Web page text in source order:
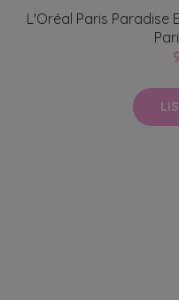
L'Oréal Paris Paradise